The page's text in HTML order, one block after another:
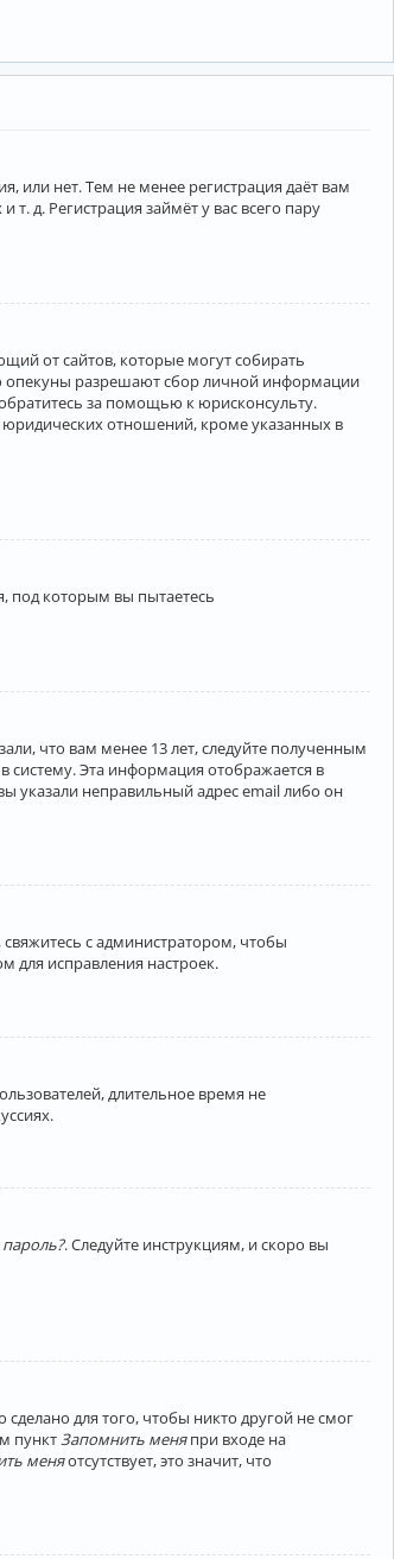
или нет. Тем не менее регистрация даёт вам
д. Регистрация займёт у вас всего пару
от сайтов, которые могут собирать
опекуны разрешают сбор личной информации
за помощью к юрисконсульту.
отношений, кроме указанных в
под которым вы пытаетесь
что вам менее 13 лет, следуйте полученным
систему. Эта информация отображается в
указали неправильный адрес email либо он
с администратором, чтобы
для исправления настроек.
длительное время не
. Следуйте инструкциям, и скоро вы
для того, чтобы никто другой не смог
пункт Запомнить меняпри входе на
меняотсутствует, это значит, что